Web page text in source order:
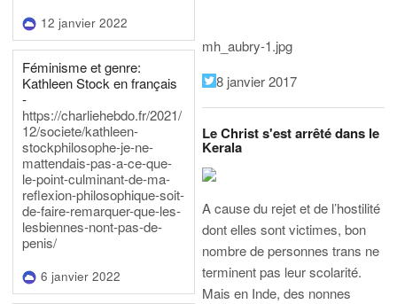
12 janvier 2022
Féminisme et genre:
Kathleen Stock en français
-
https://charliehebdo.fr/2021/
12/societe/kathleen-
stockphilosophe-je-ne-
mattendais-pas-a-ce-que-
le-point-culminant-de-ma-
reflexion-philosophique-soit-
de-faire-remarquer-que-les-
lesbiennes-nont-pas-de-
penis/
6 janvier 2022
mh_aubry-1.jpg
8 janvier 2017
Le Christ s'est arrêté dans le
Kerala
A cause du rejet et de l’hostilité
dont elles sont victimes, bon
nombre de personnes trans ne
terminent pas leur scolarité.
Mais en Inde, des nonnes